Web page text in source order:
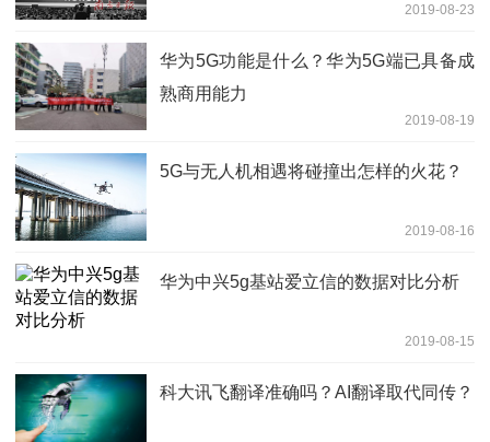
2019-08-23
华为5G功能是什么？华为5G端已具备成
熟商用能力
2019-08-19
5G与无人机相遇将碰撞出怎样的火花？
2019-08-16
华为中兴5g基站爱立信的数据对比分析
2019-08-15
科大讯飞翻译准确吗？AI翻译取代同传？